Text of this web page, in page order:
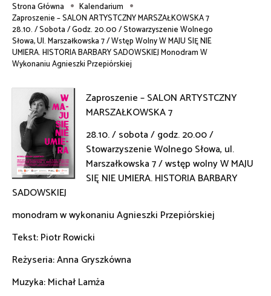
Ścieżka
nawigacyjna
Strona Główna
Kalendarium
Zaproszenie – SALON ARTYSTCZNY MARSZAŁKOWSKA 7
28.10. / Sobota / Godz. 20.00 / Stowarzyszenie Wolnego
Słowa, Ul. Marszałkowska 7 / Wstęp Wolny W MAJU SIĘ NIE
UMIERA. HISTORIA BARBARY SADOWSKIEJ Monodram W
Wykonaniu Agnieszki Przepiórskiej
Zaproszenie – SALON ARTYSTCZNY
MARSZAŁKOWSKA 7
28.10. / sobota / godz. 20.00 /
Stowarzyszenie Wolnego Słowa, ul.
Marszałkowska 7 / wstęp wolny W MAJU
SIĘ NIE UMIERA. HISTORIA BARBARY
SADOWSKIEJ
monodram w wykonaniu Agnieszki Przepiórskiej
Tekst: Piotr Rowicki
Reżyseria: Anna Gryszkówna
Muzyka: Michał Lamża